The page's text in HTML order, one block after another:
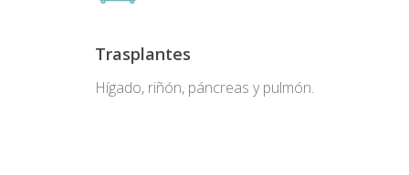
Trasplantes
Hígado, riñón, páncreas y pulmón.